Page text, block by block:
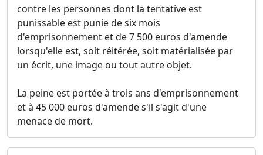
contre les personnes dont la tentative est
punissable est punie de six mois
d'emprisonnement et de 7 500 euros d'amende
lorsqu'elle est, soit réitérée, soit matérialisée par
un écrit, une image ou tout autre objet.
La peine est portée à trois ans d'emprisonnement
et à 45 000 euros d'amende s'il s'agit d'une
menace de mort.